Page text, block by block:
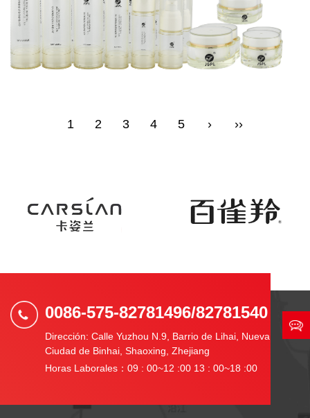
1 2 3 4 5 › ››
0086-575-82781496/82781540
Dirección: Calle Yuzhou N.9, Barrio de Lihai, Nueva
Ciudad de Binhai, Shaoxing, Zhejiang
Horas Laborales：09 : 00~12 :00 13 : 00~18 :00